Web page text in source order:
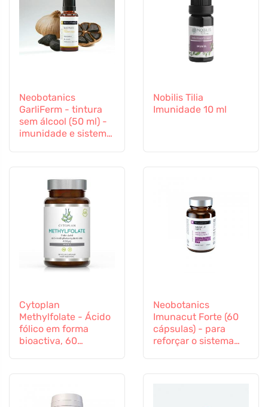
Neobotanics
GarliFerm - tintura
sem álcool (50 ml) -
imunidade e sistema
Nobilis Tilia
Imunidade 10 ml
Cytoplan
Methylfolate - Ácido
fólico em forma
bioactiva, 60
Neobotanics
Imunacut Forte (60
cápsulas) - para
reforçar o sistema